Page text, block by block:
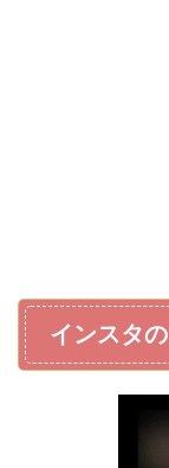
インスタ